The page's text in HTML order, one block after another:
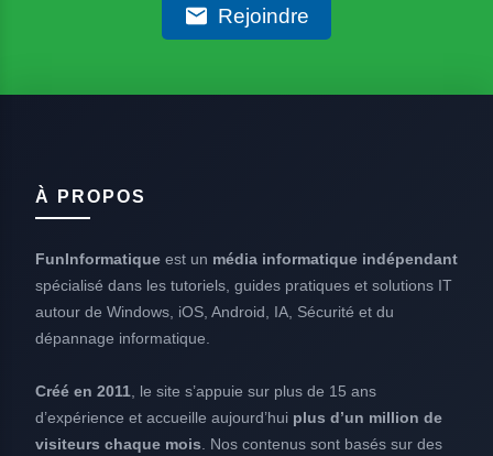
Rejoindre
À PROPOS
FunInformatique est un média informatique indépendant
spécialisé dans les tutoriels, guides pratiques et solutions IT
autour de Windows, iOS, Android, IA, Sécurité et du
dépannage informatique.
Créé en 2011, le site s’appuie sur plus de 15 ans
d’expérience et accueille aujourd’hui plus d’un million de
visiteurs chaque mois. Nos contenus sont basés sur des